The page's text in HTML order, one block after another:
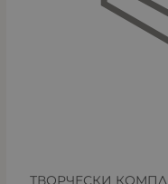
ТВОРЧЕСКИ